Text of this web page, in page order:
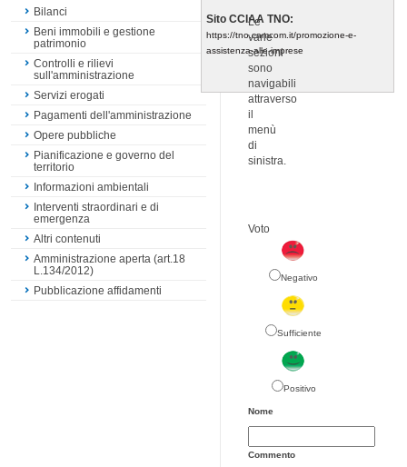
Bilanci
Beni immobili e gestione
patrimonio
Controlli e rilievi
sull'amministrazione
Servizi erogati
Pagamenti dell'amministrazione
Opere pubbliche
Pianificazione e governo del
territorio
Informazioni ambientali
Interventi straordinari e di
emergenza
Altri contenuti
Amministrazione aperta (art.18
L.134/2012)
Pubblicazione affidamenti
Sito CCIAA TNO:
https://tno.camcom.it/promozione-e-
assistenza-alle-imprese
Le
varie
sezioni
sono
navigabili
attraverso
il
menù
di
sinistra.
Voto
Negativo
Sufficiente
Positivo
Nome
Commento